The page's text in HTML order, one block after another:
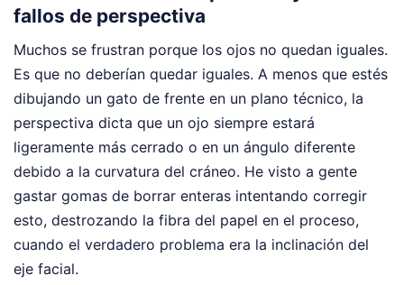
fallos de perspectiva
Muchos se frustran porque los ojos no quedan iguales.
Es que no deberían quedar iguales. A menos que estés
dibujando un gato de frente en un plano técnico, la
perspectiva dicta que un ojo siempre estará
ligeramente más cerrado o en un ángulo diferente
debido a la curvatura del cráneo. He visto a gente
gastar gomas de borrar enteras intentando corregir
esto, destrozando la fibra del papel en el proceso,
cuando el verdadero problema era la inclinación del
eje facial.